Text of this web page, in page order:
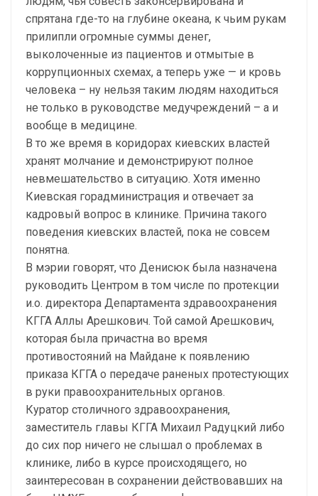
спрятана где-то на глубине океана, к чьим рукам
прилипли огромные суммы денег,
выколоченные из пациентов и отмытые в
коррупционных схемах, а теперь уже — и кровь
человека – ну нельзя таким людям находиться
не только в руководстве медучреждений – а и
вообще в медицине.
В то же время в коридорах киевских властей
хранят молчание и демонстрируют полное
невмешательство в ситуацию. Хотя именно
Киевская горадминистрация и отвечает за
кадровый вопрос в клинике. Причина такого
поведения киевских властей, пока не совсем
понятна.
В мэрии говорят, что Денисюк была назначена
руководить Центром в том числе по протекции
и.о. директора Департамента здравоохранения
КГГА Аллы Арешкович. Той самой Арешкович,
которая была причастна во время
противостояний на Майдане к появлению
приказа КГГА о передаче раненых протестующих
в руки правоохранительных органов.
Куратор столичного здравоохранения,
заместитель главы КГГА Михаил Радуцкий либо
до сих пор ничего не слышал о проблемах в
клинике, либо в курсе происходящего, но
заинтересован в сохранении действовавших на